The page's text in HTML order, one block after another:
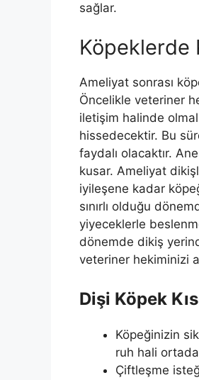
sağlar.
Köpeklerde
Ameliyat sonrası
Öncelikle veteriner
iletişim halinde
hissedecektir. Bu
faydalı olacaktır.
kusar. Ameliyat
iyileşene kadar
sınırlı olduğu
yiyeceklerle
dönemde dikiş
veteriner hekiminizi
Dişi Köpek
Köpeğinizin
ruh hali
Çiftleşme